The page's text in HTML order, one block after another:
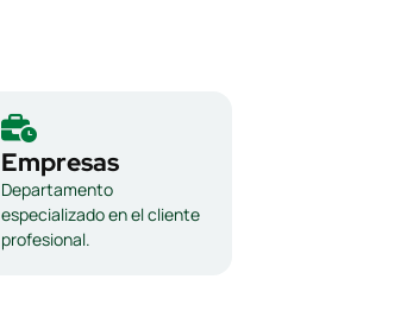
Empresas
Departamento
especializado en el cliente
profesional.